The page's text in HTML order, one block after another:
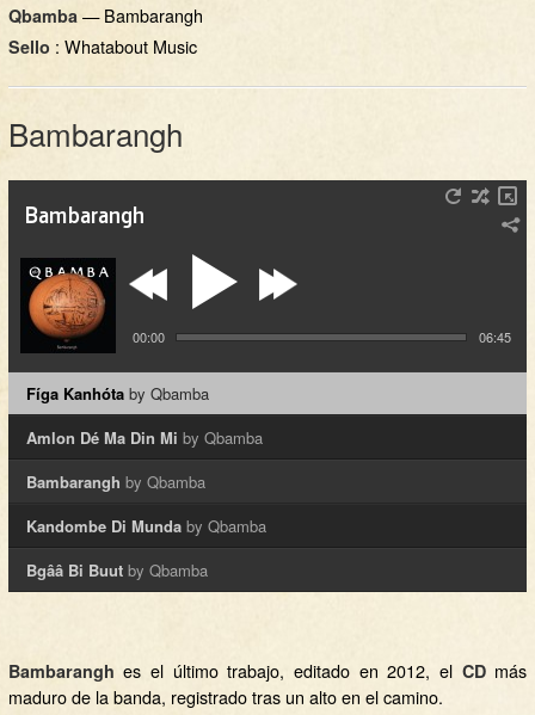
Qbamba — Bambarangh
Sello : Whatabout Music
Bambarangh
00:00 06:45
Fíga Kanhóta by Qbamba
Amlon Dé Ma Din Mi by Qbamba
Bambarangh by Qbamba
Kandombe Di Munda by Qbamba
Bgââ Bi Buut by Qbamba
Bambarangh es el último trabajo, editado en 2012, elCDmás
maduro de la banda, registrado tras un alto en el camino.